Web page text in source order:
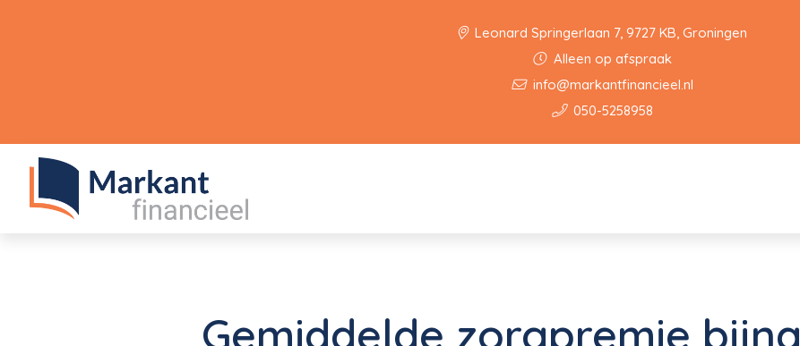
Leonard Springerlaan 7, 9727 KB, Groningen
Alleen op afspraak
info@markantfinancieel.nl
050-5258958
Gemiddelde zorgpremie bijna